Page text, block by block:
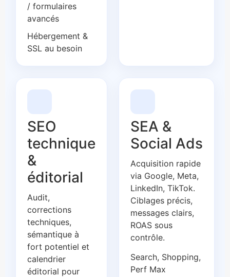
/ formulaires
avancés
Hébergement &
SSL au besoin
SEO
technique
&
éditorial
Audit,
corrections
techniques,
sémantique à
fort potentiel et
calendrier
éditorial pour
SEA &
Social Ads
Acquisition rapide
via Google, Meta,
LinkedIn, TikTok.
Ciblages précis,
messages clairs,
ROAS sous
contrôle.
Search, Shopping,
Perf Max